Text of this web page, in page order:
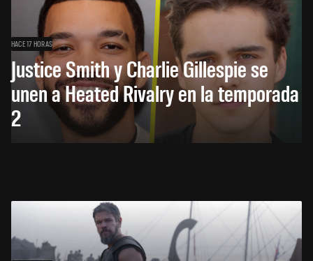
HACE 17 HORAS
Justice Smith y Charlie Gillespie se
unen a Heated Rivalry en la temporada
2